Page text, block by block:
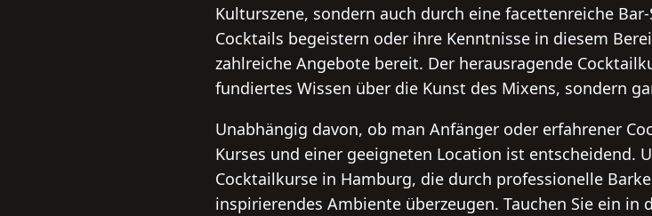
Kulturszene, sondern auch durch eine facettenreiche
Cocktails begeistern oder ihre Kenntnisse in diesem
zahlreiche Angebote bereit. Der herausragende
fundiertes Wissen über die Kunst des Mixens, sondern
Unabhängig davon, ob man Anfänger oder erfahrener
Kurses und einer geeigneten Location ist entscheidend.
Cocktailkurse in Hamburg, die durch professionelle
inspirierendes Ambiente überzeugen. Tauchen Sie ein